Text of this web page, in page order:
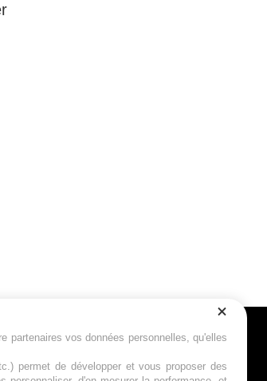
vos données personnelles, qu'elles
permet de développer et vous proposer des